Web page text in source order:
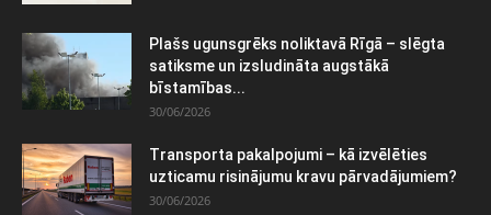
Plašs ugunsgrēks noliktavā Rīgā – slēgta
satiksme un izsludināta augstākā
bīstamības...
30/06/2026
Transporta pakalpojumi – kā izvēlēties
uzticamu risinājumu kravu pārvadājumiem?
30/06/2026